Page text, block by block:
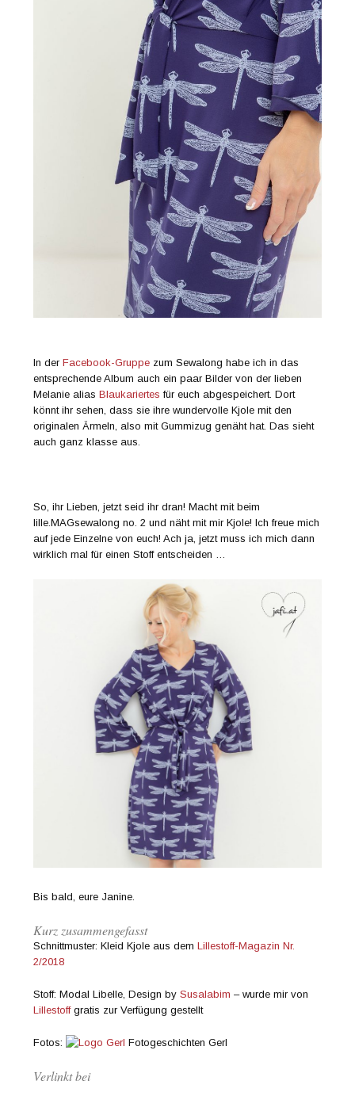
In derFacebook-Gruppe zum Sewalong habe ich in das
entsprechende Album auch ein paar Bilder von der lieben
Melanie aliasBlaukariertes für euch abgespeichert. Dort
könnt ihr sehen, dass sie ihre wundervolle Kjole mit den
originalen Ärmeln, also mit Gummizug genäht hat. Das sieht
auch ganz klasse aus.
So, ihr Lieben, jetzt seid ihr dran! Macht mit beim
lille.MAGsewalong no. 2 und näht mit mir Kjole! Ich freue mich
auf jede Einzelne von euch! Ach ja, jetzt muss ich mich dann
wirklich mal für einen Stoff entscheiden …
Bis bald, eure Janine.
Kurz zusammengefasst
Schnittmuster: Kleid Kjole aus demLillestoff-Magazin Nr.
2/2018
Stoff: Modal Libelle, Design bySusalabim – wurde mir von
Lillestoffgratis zur Verfügung gestellt
Fotos: Fotogeschichten Gerl
Verlinkt bei